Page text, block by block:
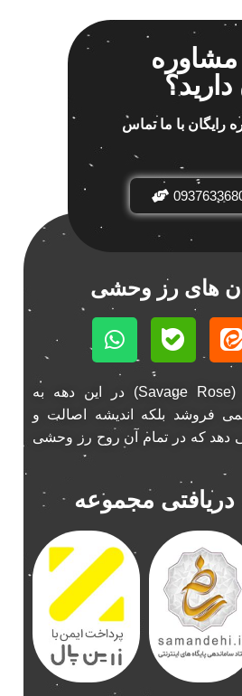
مشاوره
دارید؟
رایگان با ما تماس
های رز وحشی
فروشگاه رز وحشی (Savage Rose) در این دهه به
فروشد بلکه اندیشه اصالت و
دهد که در تمام آن روح رز وحشی
مجموعه